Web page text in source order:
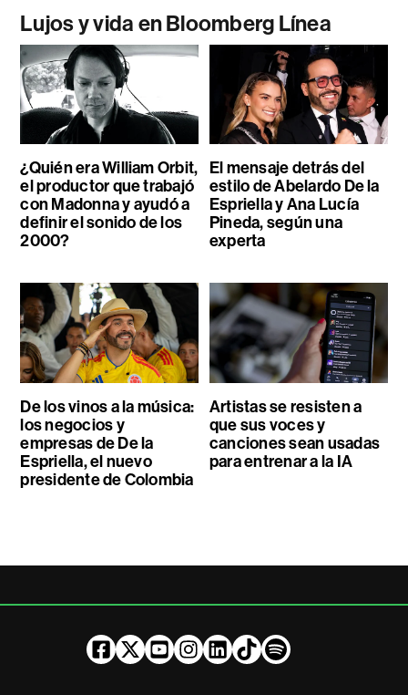
Lujos y vida en Bloomberg Línea
¿Quién era William Orbit,
el productor que trabajó
con Madonna y ayudó a
definir el sonido de los
2000?
El mensaje detrás del
estilo de Abelardo De la
Espriella y Ana Lucía
Pineda, según una
experta
De los vinos a la música:
los negocios y
empresas de De la
Espriella, el nuevo
presidente de Colombia
Artistas se resisten a
que sus voces y
canciones sean usadas
para entrenar a la IA